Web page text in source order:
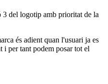
del logotip amb prioritat de la
és adient quan l'usuari ja es
i per tant podem posar tot el